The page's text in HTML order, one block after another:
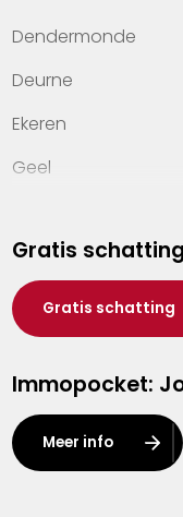
Veelgestelde vragen
Werken bij Heylen
Contact
Dendermonde
Deurne
Ekeren
Geel
Hasselt
Heist-op-den-Berg
Herentals
Kalmthout
Leuven
Lier
Gratis
Gratis schatting
Immopocket:
Meer info